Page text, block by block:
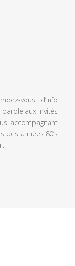
vous d’info
aux invités
accompagnant
des années 80’s